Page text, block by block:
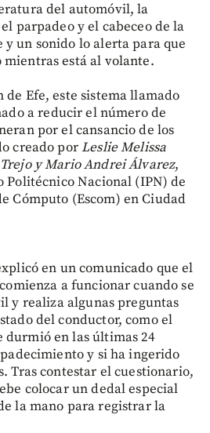
del automóvil, la
parpadeo y el cabeceo de la
y un sonido lo alerta para que
mientras está al volante.
Efe, este sistema llamado
a reducir el número de
por el cansancio de los
creado porLeslie Melissa
y Mario Andrei Álvarez,
Nacional (IPN) de
Cómputo (Escom) en Ciudad
en un comunicado que el
a funcionar cuando se
y realiza algunas preguntas
del conductor, como el
durmió en las últimas 24
y si ha ingerido
Tras contestar el cuestionario,
colocar un dedal especial
la mano para registrar la